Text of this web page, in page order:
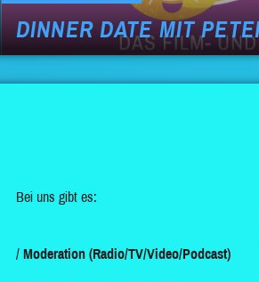
DINNER DATE MIT
Bei uns gibt es:
Moderation (Radio/TV/Video/Podcast)